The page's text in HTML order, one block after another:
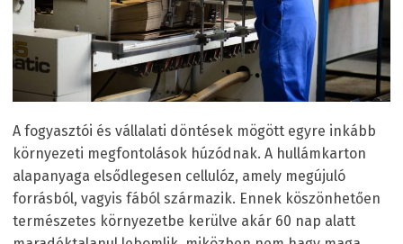
A fogyasztói és vállalati döntések mögött egyre inkább
környezeti megfontolások húzódnak. A hullámkarton
alapanyaga elsődlegesen cellulóz, amely megújuló
forrásból, vagyis fából származik. Ennek köszönhetően
természetes környezetbe kerülve akár 60 nap alatt